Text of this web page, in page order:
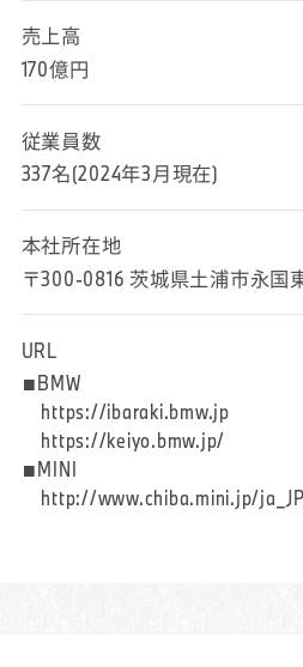
売上高
170億円
従業員数
337名(2024年3月現在)
本社所在地
〒300-0816 茨城県土浦市永国
URL
■BMW
https://ibaraki.bmw.jp
https://keiyo.bmw.jp/
■MINI
http://www.chiba.mini.jp/